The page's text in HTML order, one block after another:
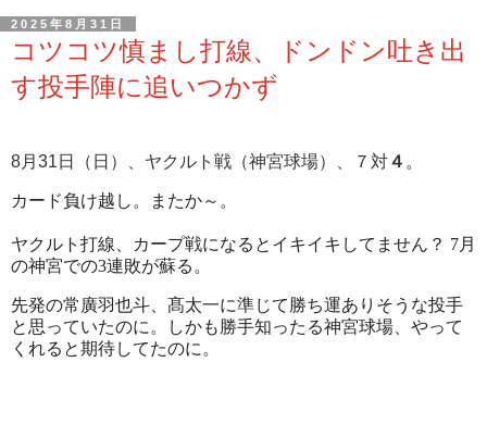
2025年8月31日
コツコツ慎まし打線、ドンドン吐き出
す投手陣に追いつかず
8月31日（日）、ヤクルト戦（神宮球場）、７対４ 。
カード負け越し。またか～。
ヤクルト打線、カープ戦になるとイキイキしてません？ 7月
の神宮での3連敗が蘇る。
先発の常廣羽也斗、髙太一に準じて勝ち運ありそうな投手
と思っていたのに。しかも勝手知ったる神宮球場、やって
くれると期待してたのに。